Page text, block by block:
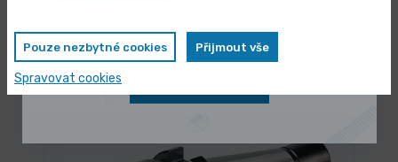
7 290,00 Kč/ ks
8 820,90 Kč s DPH
Vybrat variantu
Pouze nezbytné cookies Přijmout vše
Spravovat cookies